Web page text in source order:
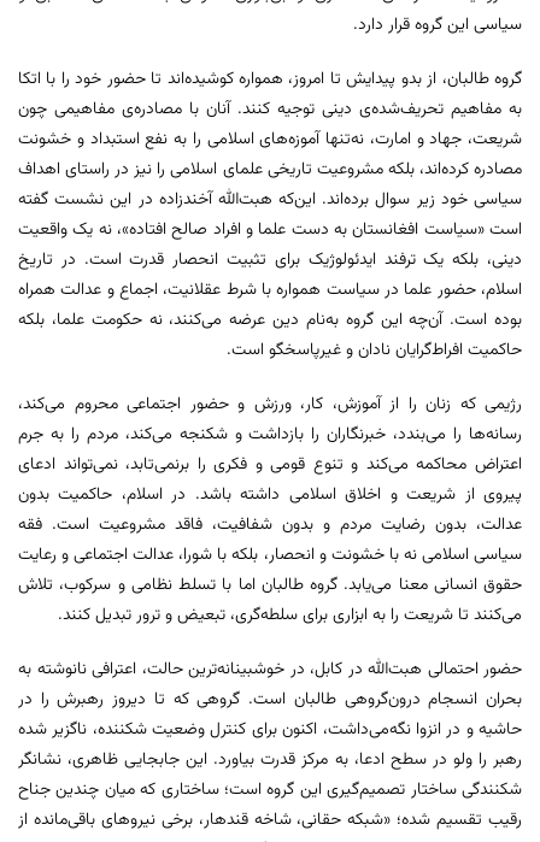
سیاسی این گروه قرار دارد.
گروه طالبان، از بدو پیدایش تا امروز، همواره کوشیده‌اند تا حضور خود را با اتکا
به مفاهیم تحریف‌شده‌ی دینی توجیه کنند. آنان با مصادره‌ی مفاهیمی چون
شریعت، جهاد و امارت، نه‌تنها آموزه‌های اسلامی را به نفع استبداد و خشونت
مصادره کرده‌اند، بلکه مشروعیت تاریخی علمای اسلامی را نیز در راستای اهداف
سیاسی خود زیر سوال برده‌اند. این‌که هبت‌الله آخندزاده در این نشست گفته
است «سیاست افغانستان به دست علما و افراد صالح افتاده»، نه یک واقعیت
دینی، بلکه یک ترفند ایدئولوژیک برای تثبیت انحصار قدرت است. در تاریخ
اسلام، حضور علما در سیاست همواره با شرط عقلانیت، اجماع و عدالت همراه
بوده است. آن‌چه این گروه به‌نام دین عرضه می‌کنند، نه حکومت علما، بلکه
حاکمیت افراط‌گرایان نادان و غیرپاسخگو است.
رژیمی که زنان را از آموزش، کار، ورزش و حضور اجتماعی محروم می‌کند،
رسانه‌ها را می‌بندد، خبرنگاران را بازداشت و شکنجه می‌کند، مردم را به جرم
اعتراض محاکمه می‌کند و تنوع قومی و فکری را برنمی‌تابد، نمی‌تواند ادعای
پیروی از شریعت و اخلاق اسلامی داشته باشد. در اسلام، حاکمیت بدون
عدالت، بدون رضایت مردم و بدون شفافیت، فاقد مشروعیت است. فقه
سیاسی اسلامی نه با خشونت و انحصار، بلکه با شورا، عدالت اجتماعی و رعایت
حقوق انسانی معنا می‌یابد. گروه طالبان اما با تسلط نظامی و سرکوب، تلاش
می‌کنند تا شریعت را به ابزاری برای سلطه‌گری، تبعیض و ترور تبدیل کنند.
حضور احتمالی هبت‌الله در کابل، در خوشبینانه‌ترین حالت، اعترافی نانوشته به
بحران انسجام درون‌گروهی طالبان است. گروهی که تا دیروز رهبرش را در
حاشیه و در انزوا نگه‌می‌داشت، اکنون برای کنترل وضعیت شکننده، ناگزیر شده
رهبر را ولو در سطح ادعا، به مرکز قدرت بیاورد. این جابجایی ظاهری، نشانگر
شکنندگی ساختار تصمیم‌گیری این گروه است؛ ساختاری که میان چندین جناح
رقیب تقسیم شده؛ «شبکه حقانی، شاخه قندهار، برخی نیروهای باقی‌مانده از